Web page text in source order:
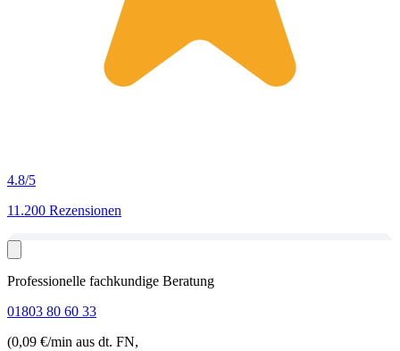
4.8/5
11.200 Rezensionen
Professionelle fachkundige Beratung
01803 80 60 33
(0,09 €/min aus dt. FN,